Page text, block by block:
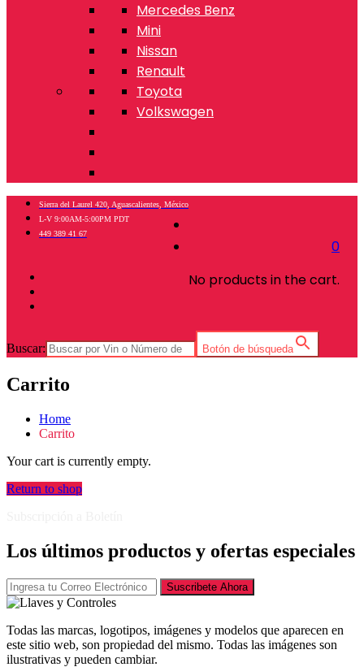
Mercedes Benz
Mini
Nissan
Renault
Toyota
Volkswagen
0
No products in the cart.
Sierra del Laurel 420, Aguascalientes, México
L-V 9:00AM-5:00PM PDT
449 389 41 67
Buscar: Botón de búsqueda
Carrito
Home
Carrito
Your cart is currently empty.
Return to shop
Los últimos productos y ofertas especiales
Suscribete Ahora
Todas las marcas, logotipos, imágenes y modelos que aparecen en
este sitio web, son propiedad del mismo. Todas las imágenes son
ilustrativas y pueden cambiar.